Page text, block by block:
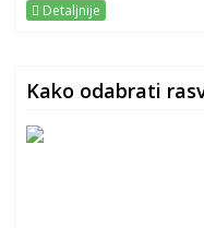
Detaljnije
Kako odabrati